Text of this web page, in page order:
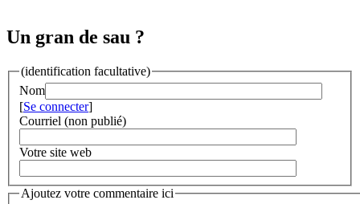
Un gran de sau ?
(identification facultative)
Nom
[Se connecter]
Courriel (non publié)
Votre site web
Ajoutez votre commentaire ici